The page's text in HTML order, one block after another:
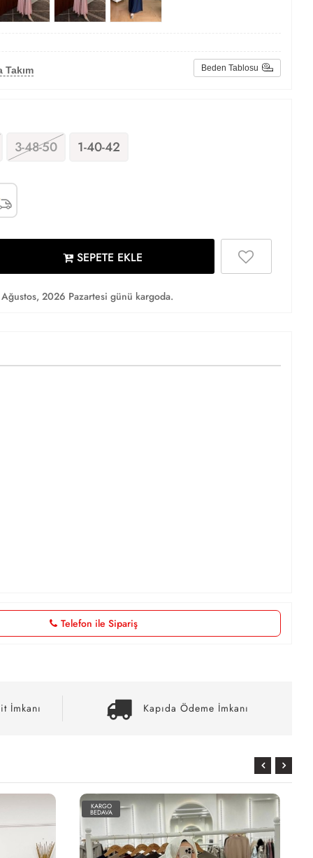
Takım Beden Tablosu
3-48-50 1-40-42
SEPETE EKLE
2026 Pazartesi günü kargoda.
Telefon ile Sipariş
İmkanı Kapıda Ödeme İmkanı
KARGO
BEDAVA